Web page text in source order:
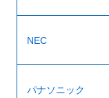
NEC
パナソニック